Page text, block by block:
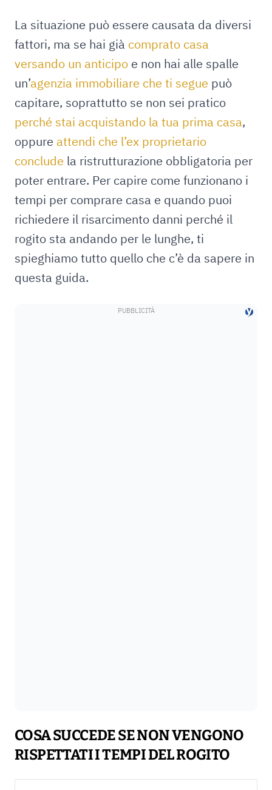
La situazione può essere causata da diversi
fattori, ma se hai già comprato casa
versando un anticipo e non hai alle spalle
un’agenzia immobiliare che ti segue può
capitare, soprattutto se non sei pratico
perché stai acquistando la tua prima casa,
oppure attendi che l’ex proprietario
conclude la ristrutturazione obbligatoria per
poter entrare. Per capire come funzionano i
tempi per comprare casa e quando puoi
richiedere il risarcimento danni perché il
rogito sta andando per le lunghe, ti
spieghiamo tutto quello che c’è da sapere in
questa guida.
COSA SUCCEDE SE NON VENGONO
RISPETTATI I TEMPI DEL ROGITO